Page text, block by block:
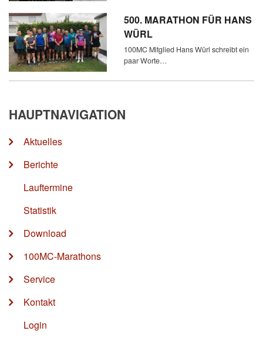
500. MARATHON FÜR HANS
WÜRL
100MC Mitglied Hans Würl schreibt ein
paar Worte…
HAUPTNAVIGATION
Aktuelles
Berichte
Lauftermine
Statistik
Download
100MC-Marathons
Service
Kontakt
Login